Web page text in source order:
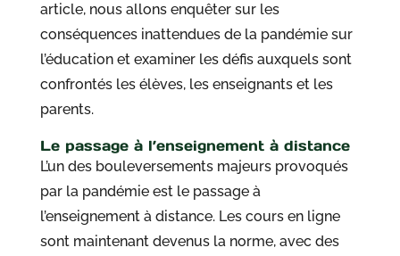
article, nous allons enquêter sur les
conséquences inattendues de la pandémie sur
l’éducation et examiner les défis auxquels sont
confrontés les élèves, les enseignants et les
parents.
Le passage à l’enseignement à distance
L’un des bouleversements majeurs provoqués
par la pandémie est le passage à
l’enseignement à distance. Les cours en ligne
sont maintenant devenus la norme, avec des